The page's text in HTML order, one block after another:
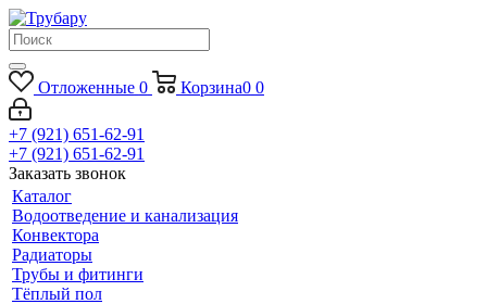
Отложенные 0 Корзина0 0
+7 (921) 651-62-91
+7 (921) 651-62-91
Заказать звонок
Каталог
Водоотведение и канализация
Конвектора
Радиаторы
Трубы и фитинги
Тёплый пол